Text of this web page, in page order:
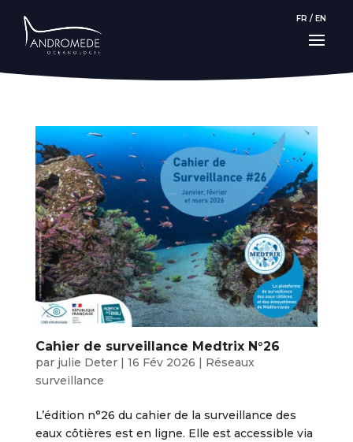
FR / EN
Cahier de surveillance Medtrix N°26
par julie Deter| 16 Fév 2026 | Réseaux
surveillance
L’édition n°26 du cahier de la surveillance des
eaux côtières est en ligne. Elle est accessible via